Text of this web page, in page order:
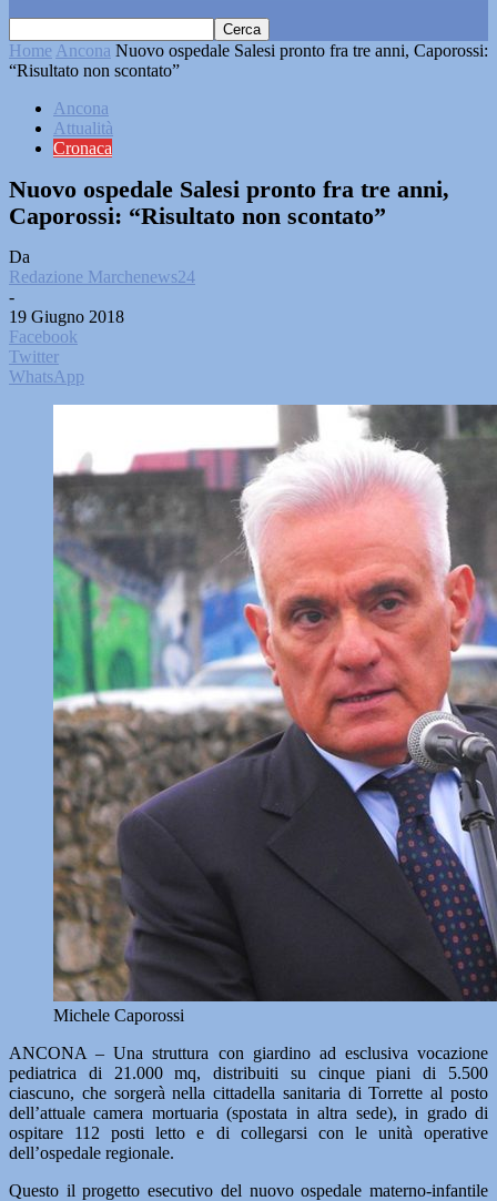
Home Ancona Nuovo ospedale Salesi pronto fra tre anni, Caporossi:
“Risultato non scontato”
Ancona
Attualità
Cronaca
Nuovo ospedale Salesi pronto fra tre anni,
Caporossi: “Risultato non scontato”
Da
Redazione Marchenews24
-
19 Giugno 2018
Facebook
Twitter
WhatsApp
Michele Caporossi
ANCONA – Una struttura con giardino ad esclusiva vocazione
pediatrica di 21.000 mq, distribuiti su cinque piani di 5.500
ciascuno, che sorgerà nella cittadella sanitaria di Torrette al posto
dell’attuale camera mortuaria (spostata in altra sede), in grado di
ospitare 112 posti letto e di collegarsi con le unità operative
dell’ospedale regionale.
Questo il progetto esecutivo del nuovo ospedale materno-infantile